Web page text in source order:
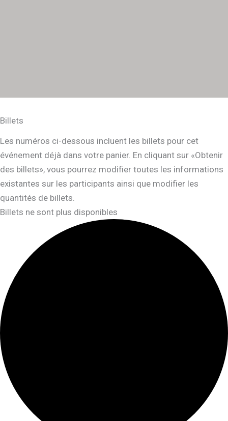
Billets
Les numéros ci-dessous incluent les billets pour cet
événement déjà dans votre panier. En cliquant sur «Obtenir
des billets», vous pourrez modifier toutes les informations
existantes sur les participants ainsi que modifier les
quantités de billets.
Billets ne sont plus disponibles